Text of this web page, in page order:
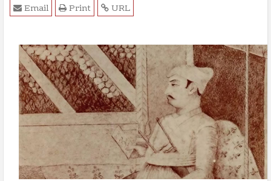
URL
Print
Email